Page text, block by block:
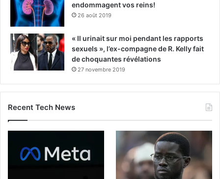
endommagent vos reins!
26 août 2019
« Il urinait sur moi pendant les rapports
sexuels », l’ex-compagne de R. Kelly fait
de choquantes révélations
27 novembre 2019
Recent Tech News